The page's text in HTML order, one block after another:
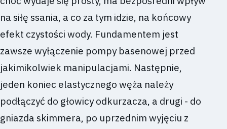
na siłę ssania, a co za tym idzie, na końcowy
efekt czystości wody. Fundamentem jest
zawsze wyłączenie pompy basenowej przed
jakimikolwiek manipulacjami. Następnie,
jeden koniec elastycznego węża należy
podłączyć do głowicy odkurzacza, a drugi - do
gniazda skimmera, po uprzednim wyjęciu z